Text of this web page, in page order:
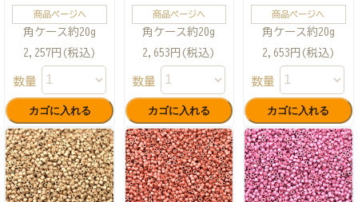
商品ページへ
角ケース約20g
2,257円(税込)
数量
商品ページへ
角ケース約20g
2,653円(税込)
数量
商品ページへ
角ケース約20g
2,653円(税込)
数量